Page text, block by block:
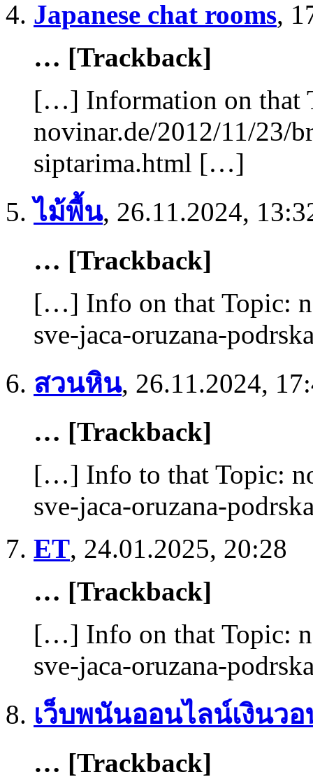
Japanese chat rooms,
… [Trackback]
[…] Information on that
novinar.de/2012/11/23/
siptarima.html […]
ไม้พื้น, 26.11.2024,
… [Trackback]
[…] Info on that Topic:
sve-jaca-oruzana-
สวนหิน, 26.11.2024,
… [Trackback]
[…] Info to that Topic:
sve-jaca-oruzana-
ET, 24.01.2025, 20:28
… [Trackback]
[…] Info on that Topic:
sve-jaca-oruzana-
เว็บพนันออนไลน์เงินว
… [Trackback]